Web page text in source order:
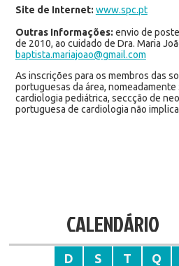
Site de Internet: www.spc.pt
Outras Informações: envio de
de 2010, ao cuidado de Dra. Maria
baptista.mariajoao@gmail.com
As inscrições para os membros das
portuguesas da área, nomeadamente
cardiologia pediátrica, seccção de
portuguesa de cardiologia não
CALENDÁRIO
D S T Q